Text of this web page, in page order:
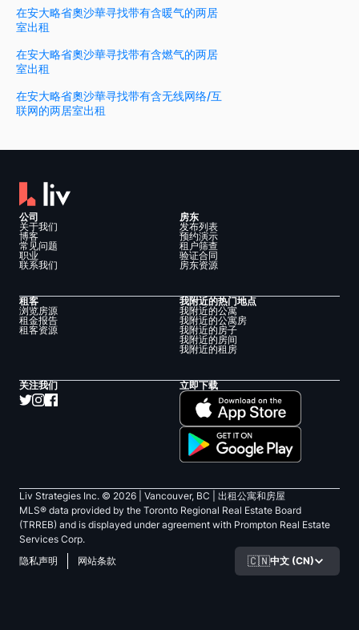
在安大略省奧沙華寻找带有含暖气的两居
室出租
在安大略省奧沙華寻找带有含燃气的两居
室出租
在安大略省奧沙華寻找带有含无线网络/互
联网的两居室出租
公司
关于我们
博客
常见问题
职业
联系我们
房东
发布列表
预约演示
租户筛查
验证合同
房东资源
租客
浏览房源
租金报告
租客资源
我附近的热门地点
我附近的公寓
我附近的公寓房
我附近的房子
我附近的房间
我附近的租房
关注我们 立即下载
Liv Strategies Inc. © 2026 | Vancouver, BC |
出租公寓和房屋
MLS® data provided by the Toronto Regional Real Estate Board
(TRREB) and is displayed under agreement with Prompton Real Estate
Services Corp.
隐私声明
网站条款 🇨🇳中文 (CN)